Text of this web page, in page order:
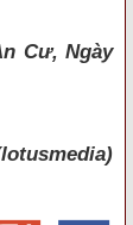
Cư, Ngày